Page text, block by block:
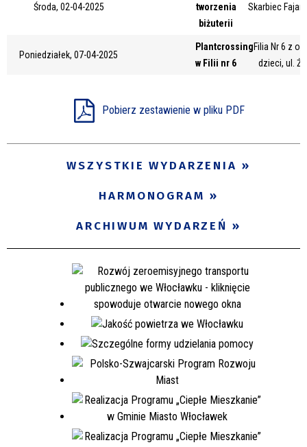
Trwające w zakresie
Środa, 02-04-2025
tworzenia
biżuterii
Skarbiec
Poniedziałek, 07-04-2025
Plantcrossing
w Filii nr 6
Filia Nr 6 z
dzieci, ul.
Pobierz zestawienie w pliku PDF
WSZYSTKIE WYDARZENIA
HARMONOGRAM
ARCHIWUM WYDARZEŃ